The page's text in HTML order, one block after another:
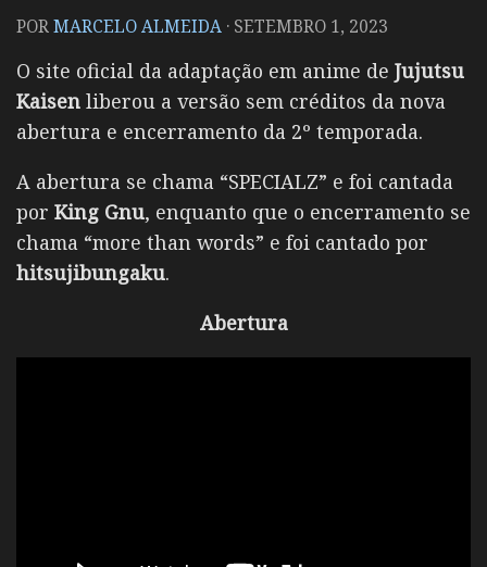
PORMARCELO ALMEIDA · SETEMBRO 1, 2023
O site oficial da adaptação em anime de Jujutsu
Kaisen liberou a versão sem créditos da nova
abertura e encerramento da 2º temporada.
A abertura se chama “SPECIALZ” e foi cantada
por King Gnu, enquanto que o encerramento se
chama “more than words” e foi cantado por
hitsujibungaku.
Abertura